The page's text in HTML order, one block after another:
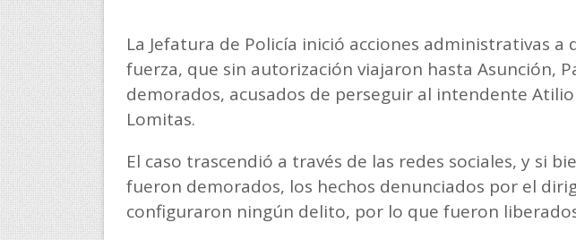
La Jefatura de Policía inició acciones administrativas a
fuerza, que sin autorización viajaron hasta Asunción,
demorados, acusados de perseguir al intendente
Lomitas.
El caso trascendió a través de las redes sociales, y si
fueron demorados, los hechos denunciados por el
configuraron ningún delito, por lo que fueron